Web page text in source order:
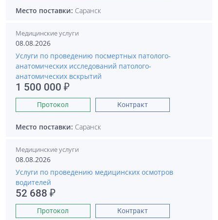
Место поставки: Саранск
Медицинские услуги
08.08.2026
Услуги по проведению посмертных патолого-
анатомических исследований патолого-
анатомических вскрытий
1 500 000 ₽
Протокол Контракт
Место поставки: Саранск
Медицинские услуги
08.08.2026
Услуги по проведению медицинских осмотров
водителей
52 688 ₽
Протокол Контракт